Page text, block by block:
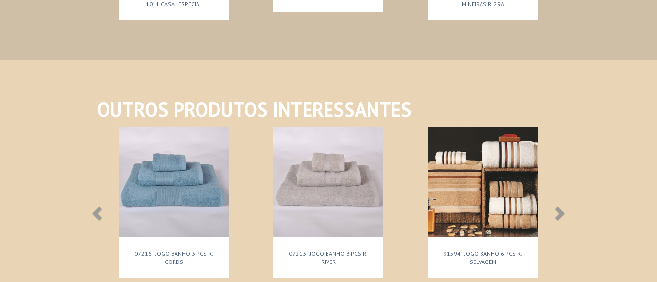
1011 CASAL ESPECIAL
MINEIRAS R. 29A
OUTROS PRODUTOS INTERESSANTES
07216 - JOGO BANHO 3 PCS R.
CORDS
07213 - JOGO BANHO 3 PCS R.
RIVER
91594 - JOGO BANHO 6 PCS R.
SELVAGEM